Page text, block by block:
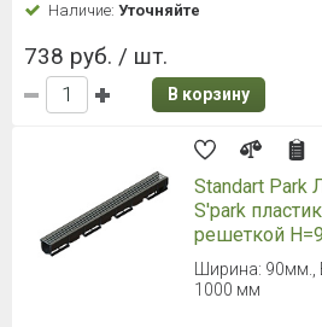
Наличие: Уточняйте
738 руб. / шт.
В корзину
Standart Park
S'park
решеткой
Ширина: 90мм.,
1000 мм